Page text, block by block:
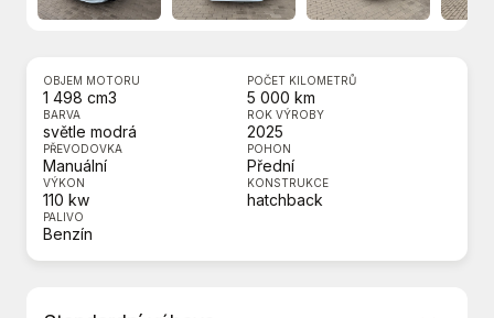
OBJEM MOTORU
1 498 cm3
POČET KILOMETRŮ
5 000 km
BARVA
světle modrá
ROK VÝROBY
2025
PŘEVODOVKA
Manuální
POHON
Přední
VÝKON
110 kw
KONSTRUKCE
hatchback
PALIVO
Benzín